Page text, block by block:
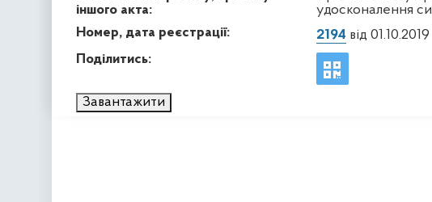
іншого акта:
удосконалення
Номер, дата реєстрації:
2194 від 01.10.2019
Поділитись:
Завантажити